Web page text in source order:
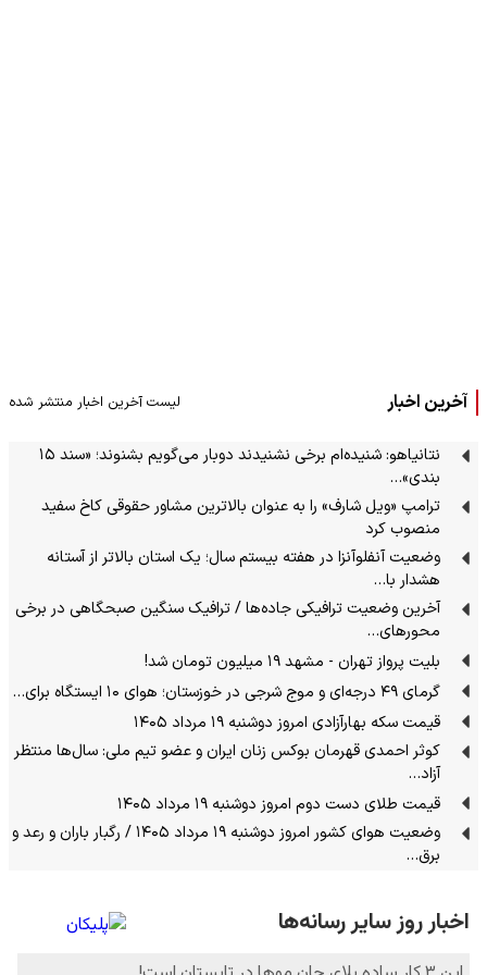
آخرین اخبار لیست آخرین اخبار منتشر شده
نتانیاهو: شنیده‌ام برخی نشنیدند دوبار می‌گویم بشنوند؛ «سند ۱۵
بندی»…
ترامپ «ویل شارف» را به عنوان بالاترین مشاور حقوقی کاخ سفید
منصوب کرد
وضعیت آنفلوآنزا در هفته بیستم سال؛ یک استان بالاتر از آستانه
هشدار با…
آخرین وضعیت ترافیکی جاده‌ها / ترافیک سنگین صبحگاهی در برخی
محورهای…
بلیت پرواز تهران - مشهد ۱۹ میلیون تومان شد!
گرمای ۴۹ درجه‌ای و موج شرجی در خوزستان؛ هوای ۱۰ ایستگاه برای…
قیمت سکه بهارآزادی امروز دوشنبه ۱۹ مرداد ۱۴۰۵
کوثر احمدی قهرمان بوکس زنان ایران و عضو تیم ملی: سال‌ها منتظر
آزاد…
قیمت طلای دست دوم امروز دوشنبه ۱۹ مرداد ۱۴۰۵
وضعیت هوای کشور امروز دوشنبه ۱۹ مرداد ۱۴۰۵ / رگبار باران و رعد و
برق…